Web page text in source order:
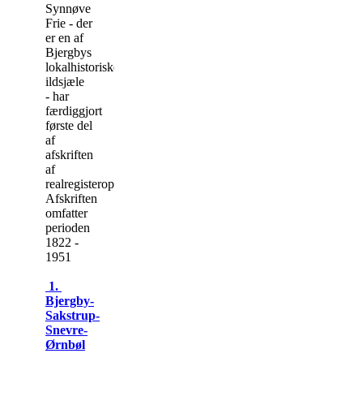
Synnøve
Frie - der
er en af
Bjergbys
lokalhistoriske
ildsjæle
- har
færdiggjort
første del
af
afskriften
af
realregisteroplysningerne.
Afskriften
omfatter
perioden
1822 -
1951
1.
Bjergby-
Sakstrup-
Snevre-
Ørnbøl